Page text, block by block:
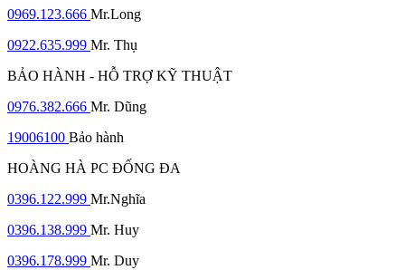
0969.123.666 Mr.Long
0922.635.999 Mr. Thụ
BẢO HÀNH - HỖ TRỢ KỸ THUẬT
0976.382.666 Mr. Dũng
19006100 Bảo hành
HOÀNG HÀ PC ĐỐNG ĐA
0396.122.999 Mr.Nghĩa
0396.138.999 Mr. Huy
0396.178.999 Mr. Duy